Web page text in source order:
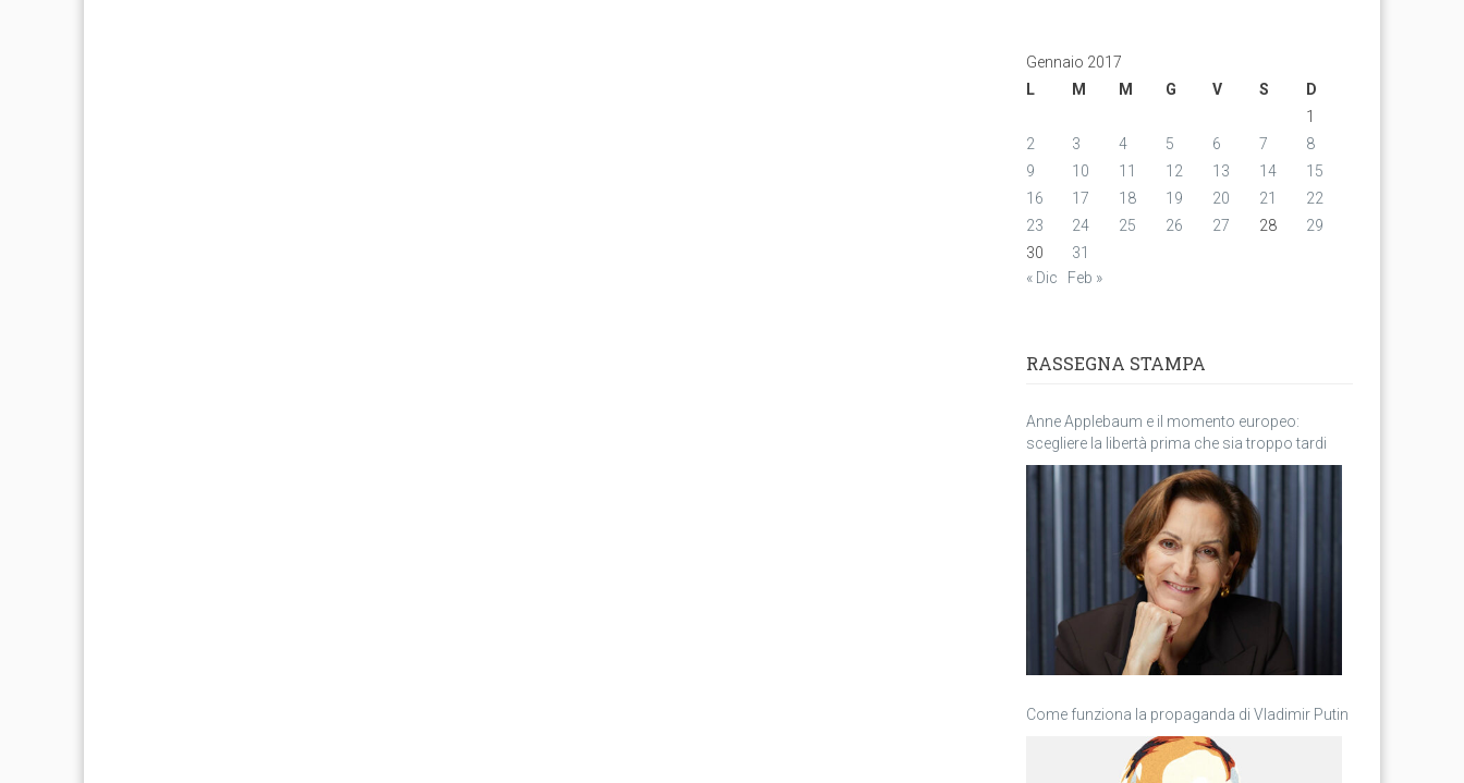
Gennaio 2017
L
M M G V S
D
1
2
3 4 5 6 7
8
9
10 11 12 13 14
15
16
17 18 19 20 21
22
23
24 25 26 27 28
29
30
31
« Dic
Feb »
RASSEGNA STAMPA
Anne Applebaum e il momento europeo:
scegliere la libertà prima che sia troppo tardi
Come funziona la propaganda di Vladimir Putin